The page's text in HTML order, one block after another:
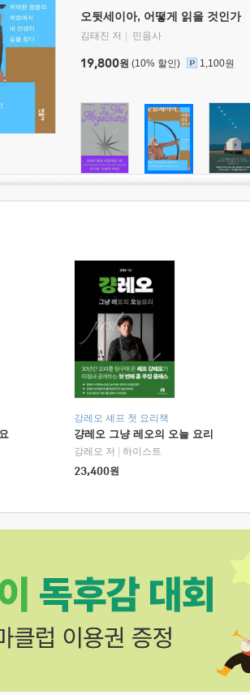
오뒷세이아, 어떻게 읽을 것인가
김태진 저 민음사
19,800원 (10% 할인) 1,100원
강레오 셰프 첫 요리책
걍레오 그냥 레오의 오늘 요리
강레오 저
하이스트
23,400원